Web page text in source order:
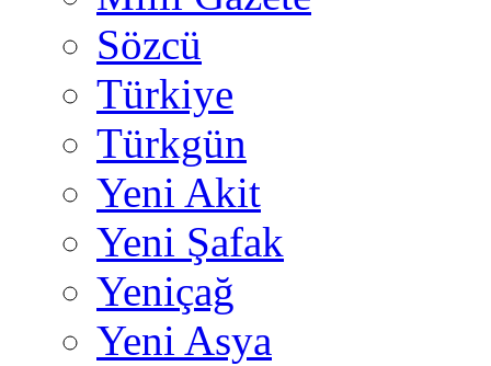
Sözcü
Türkiye
Türkgün
Yeni Akit
Yeni Şafak
Yeniçağ
Yeni Asya